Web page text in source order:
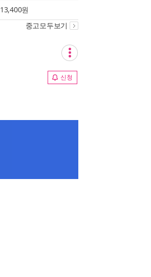
13,400원
중고모두보기
신청